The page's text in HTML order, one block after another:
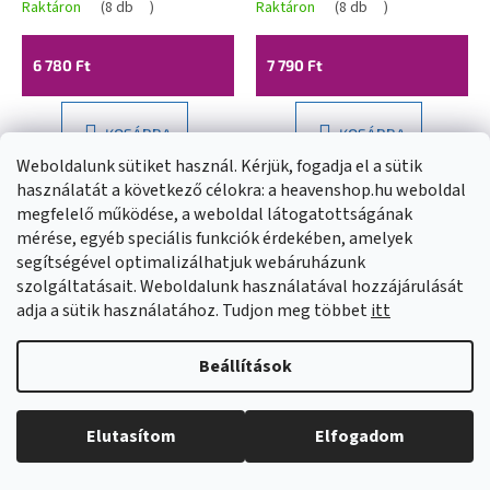
Weboldalunk sütiket használ. Kérjük, fogadja el a sütik
használatát a következő célokra: a heavenshop.hu weboldal
megfelelő működése, a weboldal látogatottságának
mérése, egyéb speciális funkciók érdekében, amelyek
segítségével optimalizálhatjuk webáruházunk
szolgáltatásait. Weboldalunk használatával hozzájárulását
adja a sütik használatához. Tudjon meg többetitt
Beállítások
Elutasítom Elfogadom
cm, fehér, ERG-SEP-
10SUSSUF6PP09
Raktáron (8 db )
6 780 Ft
KOSÁRBA
cm, fekete, ERG-SEP-
10SUSSU6PCZ80
Raktáron (8 db )
7 790 Ft
KOSÁRBA
Erga, mennyezeti
akasztó
Erga, mennyezeti
akasztó